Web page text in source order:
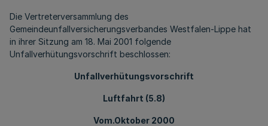
Die Vertreterversammlung des
Gemeindeunfallversicherungsverbandes Westfalen-Lippe hat
in ihrer Sitzung am 18. Mai 2001 folgende
Unfallverhütungsvorschrift beschlossen:
Unfallverhütungsvorschrift
Luftfahrt (5.8)
Vom.Oktober 2000